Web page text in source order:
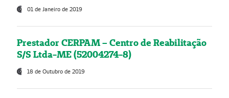
01 de Janeiro de 2019
Prestador CERPAM – Centro de Reabilitação
S/S Ltda-ME (52004274-8)
18 de Outubro de 2019